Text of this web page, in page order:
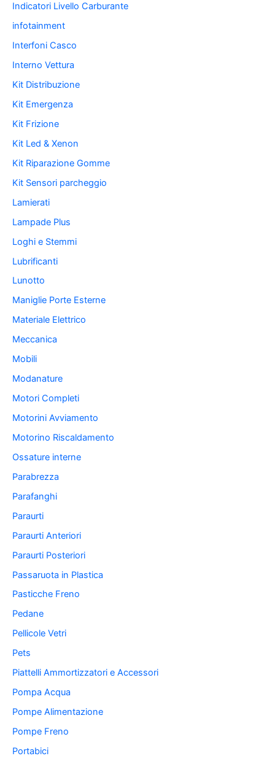
Indicatori Livello Carburante
infotainment
Interfoni Casco
Interno Vettura
Kit Distribuzione
Kit Emergenza
Kit Frizione
Kit Led & Xenon
Kit Riparazione Gomme
Kit Sensori parcheggio
Lamierati
Lampade Plus
Loghi e Stemmi
Lubrificanti
Lunotto
Maniglie Porte Esterne
Materiale Elettrico
Meccanica
Mobili
Modanature
Motori Completi
Motorini Avviamento
Motorino Riscaldamento
Ossature interne
Parabrezza
Parafanghi
Paraurti
Paraurti Anteriori
Paraurti Posteriori
Passaruota in Plastica
Pasticche Freno
Pedane
Pellicole Vetri
Pets
Piattelli Ammortizzatori e Accessori
Pompa Acqua
Pompe Alimentazione
Pompe Freno
Portabici